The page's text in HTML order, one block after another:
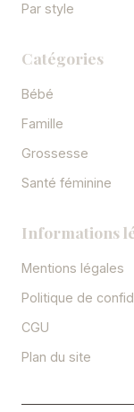
Par style
Catégories
Bébé
Famille
Grossesse
Santé féminine
Informations
Mentions légales
Politique de
CGU
Plan du site